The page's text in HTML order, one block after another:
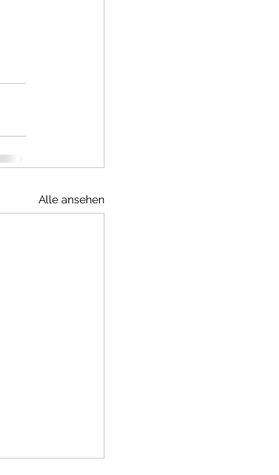
Alle ansehen